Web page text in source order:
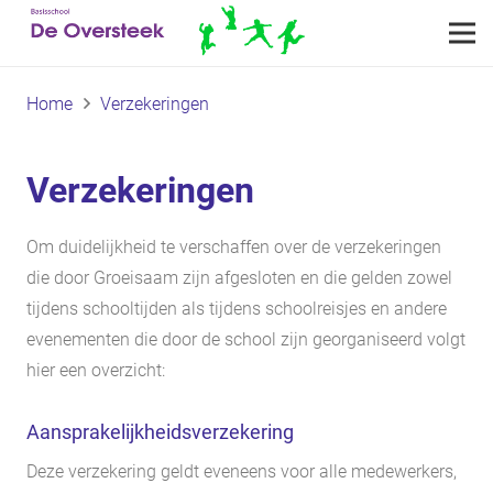
Home Verzekeringen
Verzekeringen
Om duidelijkheid te verschaffen over de verzekeringen
die door Groeisaam zijn afgesloten en die gelden zowel
tijdens schooltijden als tijdens schoolreisjes en andere
evenementen die door de school zijn georganiseerd volgt
hier een overzicht:
Aansprakelijkheidsverzekering
Deze verzekering geldt eveneens voor alle medewerkers,